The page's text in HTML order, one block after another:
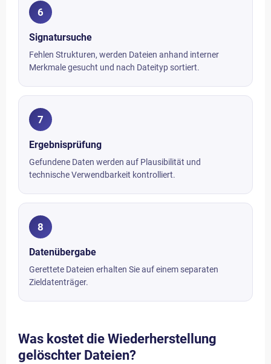
6
Signatursuche
Fehlen Strukturen, werden Dateien anhand interner
Merkmale gesucht und nach Dateityp sortiert.
7
Ergebnisprüfung
Gefundene Daten werden auf Plausibilität und
technische Verwendbarkeit kontrolliert.
8
Datenübergabe
Gerettete Dateien erhalten Sie auf einem separaten
Zieldatenträger.
Was kostet die Wiederherstellung
gelöschter Dateien?